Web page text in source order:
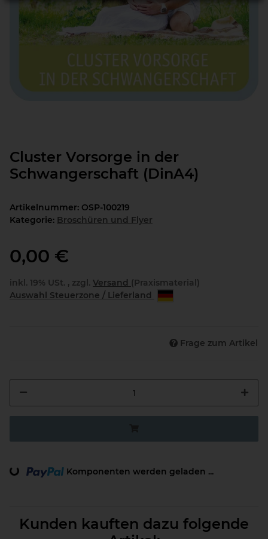
Cluster Vorsorge in der
Schwangerschaft (DinA4)
Artikelnummer: OSP-100219
Kategorie: Broschüren und Flyer
0,00 €
inkl. 19% USt. , zzgl. Versand (Praxismaterial)
Auswahl Steuerzone / Lieferland
Frage zum Artikel
Loading... Komponenten werden geladen ...
Kunden kauften dazu folgende